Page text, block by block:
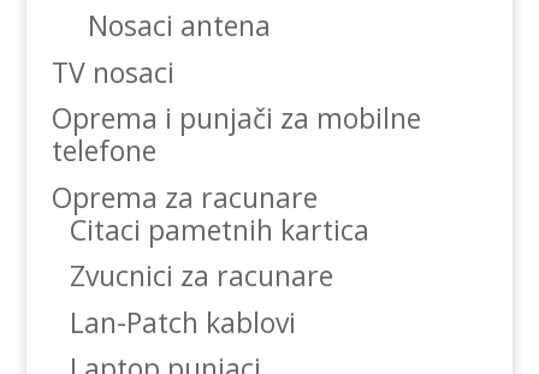
Nosaci antena
TV nosaci
Oprema i punjači za mobilne
telefone
Oprema za racunare
Citaci pametnih kartica
Zvucnici za racunare
Lan-Patch kablovi